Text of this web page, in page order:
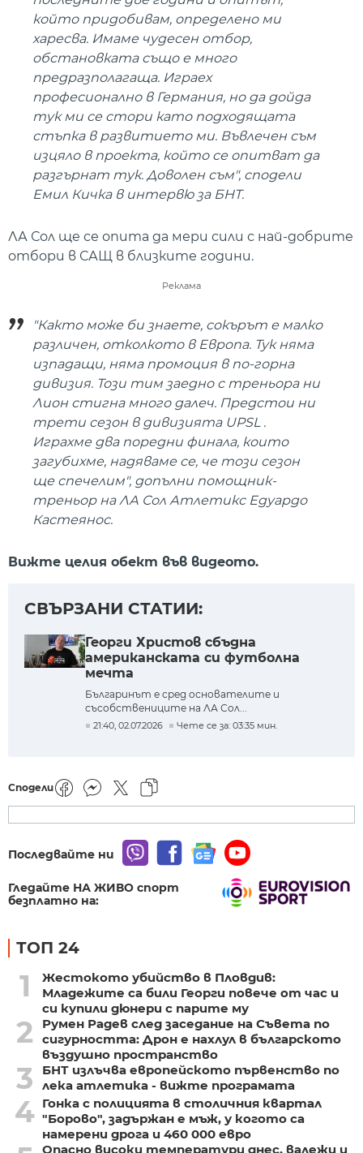
който придобивам, определено ми
харесва. Имаме чудесен отбор,
обстановката също е много
предразполагаща. Играех
професионално в Германия, но да дойда
тук ми се стори като подходящата
стъпка в развитието ми. Въвлечен съм
изцяло в проекта, който се опитват да
разгърнат тук. Доволен съм", сподели
Емил Кичка в интервю за БНТ.
ЛА Сол ще се опита да мери сили с най-добрите
отбори в САЩ в близките години.
Реклама
"Както може би знаете, сокърът е малко
различен, отколкото в Европа. Тук няма
изпадащи, няма промоция в по-горна
дивизия. Този тим заедно с треньора ни
Лион стигна много далеч. Предстои ни
трети сезон в дивизията UPSL .
Играхме два поредни финала, които
загубихме, надяваме се, че този сезон
ще спечелим", допълни помощник-
треньор на ЛА Сол Атлетикс Едуардо
Кастеянос.
Вижте целия обект във видеото.
СВЪРЗАНИ СТАТИИ:
Георги Христов сбъдна
американската си футболна
мечта
Българинът е сред основателите и
съсобствениците на ЛА Сол...
21:40, 02.07.2026 Чете се за: 03:35 мин.
Сподели
Последвайте ни
Гледайте НА ЖИВО спорт
безплатно на:
ТОП 24
1
Жестокото убийство в Пловдив:
Младежите са били Георги повече от час и
си купили дюнери с парите му
2
Румен Радев след заседание на Съвета по
сигурността: Дрон е нахлул в българското
въздушно пространство
3
БНТ излъчва европейското първенство по
лека атлетика - вижте програмата
4 Гонка с полицията в столичния квартал
"Борово", задържан е мъж, у когото са
намерени дрога и 460 000 евро
Опасно високи температури днес, валежи и